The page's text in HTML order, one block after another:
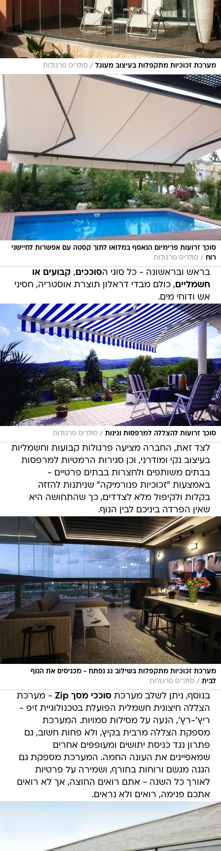
מערכת זכוכיות מתקפלות בעיצוב מעוגל / סולריס פרגולות
סוכך זרועות פרימיום הנאסף במלואו לתוך קסטה עם אפשרות לחיישני
רוח
/ סולריס פרגולות
בראש ובראשונה - כל סוגי הסוככים, קבועים או
חשמליים, כולם מבדי דראלון תוצרת אוסטריה, חסיני
אש ודוחי מים.
סוכך זרועות להצללה למרפסות וגינות / סולריס פרגולות
לצד זאת, החברה מציעה פרגולות קבועות וחשמליות
בעיצוב נקי ומודרני, וכן סגירות הרמטיות למרפסות
בבתים משותפים ולחצרות בבתים פרטיים -
באמצעות "זכוכיות פנורמיקה" שניתנות להזזה
בקלות ולקיפול מלא לצדדים, כך שהתחושה היא
שאין הפרדה ביניכם לבין הנוף.
מערכת זכוכיות מתקפלות בשילוב גג נפתח - מכניסים את הנוף
לבית / סולריס פרגולות
בנוסף, ניתן לשלב מערכתסוככי מסך Zip
- מערכת
הצללה חיצונית חשמלית הפועלת בטכנולוגיית זיפ -
ריץ'-רץ', הנעה על מסילות סמויות. המערכת
מספקת הצללה מרבית בקיץ, ולא פחות חשוב, גם
פתרון נגד כניסת יתושים ומעופפים אחרים
שמאפיינים את העונה החמה. המערכת מספקת גם
הגנה מגשם ורוחות בחורף, ושמירה על פרטיות
לאורך כל השנה - אתם רואים החוצה, אך לא רואים
אתכם פנימה, רואים ולא נראים.